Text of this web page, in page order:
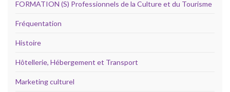
FORMATION (S) Professionnels de la Culture et du Tourisme
Fréquentation
Histoire
Hôtellerie, Hébergement et Transport
Marketing culturel